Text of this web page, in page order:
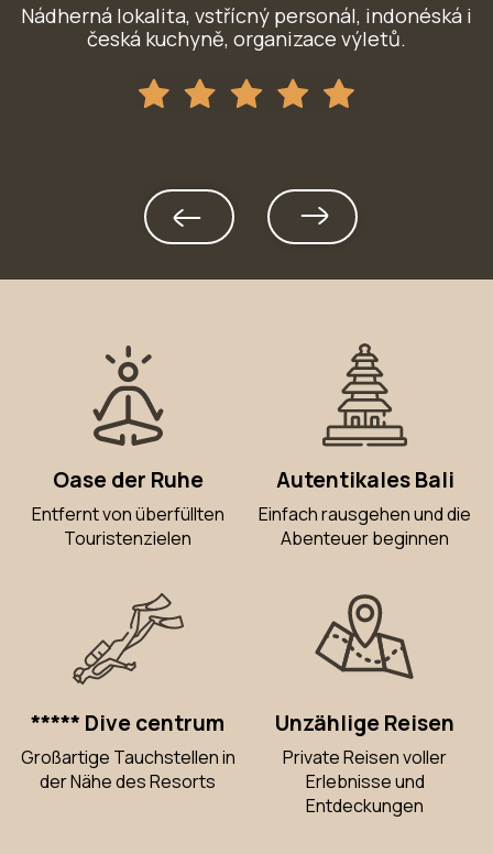
Nádherná lokalita, vstřícný personál, indonéská i
česká kuchyně, organizace výletů.
Oase der Ruhe
Entfernt von überfüllten
Touristenzielen
Autentikales Bali
Einfach rausgehen und die
Abenteuer beginnen
***** Dive centrum
Großartige Tauchstellen in
der Nähe des Resorts
Unzählige Reisen
Private Reisen voller
Erlebnisse und
Entdeckungen